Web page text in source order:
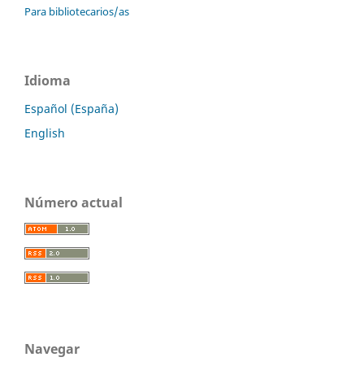
Para bibliotecarios/as
Idioma
Español (España)
English
Número actual
Navegar